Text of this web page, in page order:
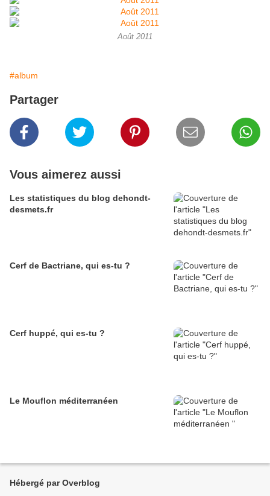
Août 2011
#album
Partager
Vous aimerez aussi
Les statistiques du blog dehondt-
desmets.fr
Cerf de Bactriane, qui es-tu ?
Cerf huppé, qui es-tu ?
Le Mouflon méditerranéen
Hébergé par Overblog